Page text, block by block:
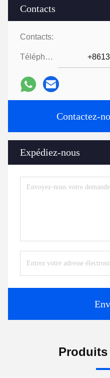
Contacts
Contacts:
Téléphone:
Contactez-
Expédiez-nous